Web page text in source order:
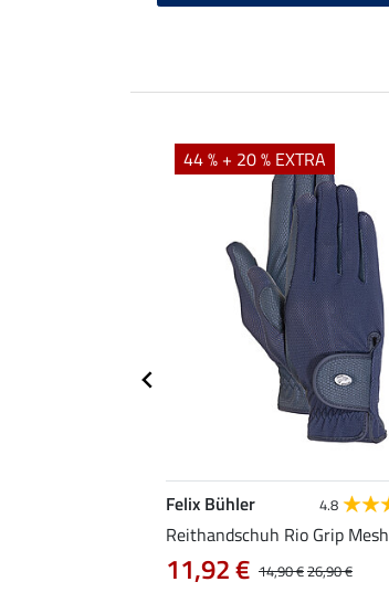
44 % + 20 % EXTRA
Felix Bühler 4.8
Reithandschuh Rio Grip Mesh
14,90 €26,90 €
11,92 €